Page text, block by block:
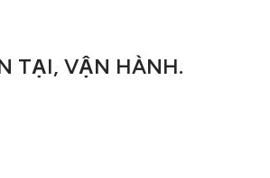
TẠI, VẬN HÀNH.